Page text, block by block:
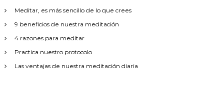
:
Meditar, es más sencillo de lo que crees
9 beneficios de nuestra meditación
4 razones para meditar
Practica nuestro protocolo
Las ventajas de nuestra meditación diaria